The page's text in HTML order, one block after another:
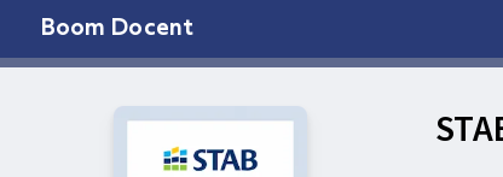
Boom Docent